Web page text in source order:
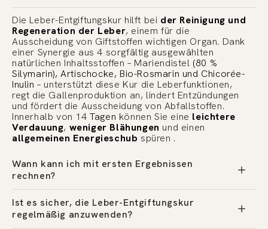
Die Leber-Entgiftungskur hilft bei der Reinigung und
Regeneration der Leber, einem für die
Ausscheidung von Giftstoffen wichtigen Organ. Dank
einer Synergie aus 4 sorgfältig ausgewählten
natürlichen Inhaltsstoffen – Mariendistel (80 %
Silymarin), Artischocke, Bio-Rosmarin und Chicorée-
Inulin – unterstützt diese Kur die Leberfunktionen,
regt die Gallenproduktion an, lindert Entzündungen
und fördert die Ausscheidung von Abfallstoffen.
Innerhalb von 14Tagen können Sie eine leichtere
Verdauung, weniger Blähungen und einen
allgemeinen Energieschub spüren .
Wann kann ich mit ersten Ergebnissen
rechnen?
Ist es sicher, die Leber-Entgiftungskur
regelmäßig anzuwenden?